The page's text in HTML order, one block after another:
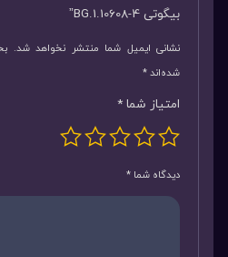
بیگوتی BG.1.10608-4”
نشانی ایمیل شما منتشر نخواهد شد.
شده‌اند*
امتیاز شما *
دیدگاه شما *